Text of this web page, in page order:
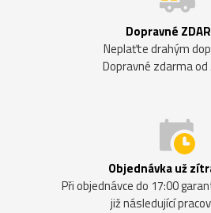
Dopravné
Neplaťte drahým
Dopravné zdarma od
Objednávka už
Při objednávce do 17:00
již následující